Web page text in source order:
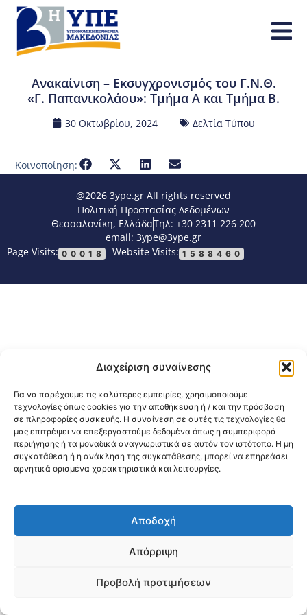
Διαχείριση συναίνεσης
Για να παρέχουμε τις καλύτερες εμπειρίες, χρησιμοποιούμε
τεχνολογίες όπως cookies για την αποθήκευση ή / και την πρόσβαση
σε πληροφορίες συσκευής. Η συναίνεση σε αυτές τις τεχνολογίες θα
μας επιτρέψει να επεξεργαστούμε δεδομένα όπως η συμπεριφορά
περιήγησης ή τα μοναδικά αναγνωριστικά σε αυτόν τον ιστότοπο. Η μη
συγκατάθεση ή η ανάκληση της συγκατάθεσης, μπορεί να επηρεάσει
αρνητικά ορισμένα χαρακτηριστικά και λειτουργίες.
Αποδοχή
Απόρριψη
Προβολή προτιμήσεων
Ανακαίνιση – Εκσυγχρονισμός του Γ.Ν.Θ.
«Γ. Παπανικολάου»: Τμήμα Α και Τμήμα Β.
30 Οκτωβρίου, 2024 Δελτία Τύπου
Κοινοποίηση:
@2026 3ype.gr All rights reserved
Πολιτική Προστασίας Δεδομένων
Θεσσαλονίκη, ΕλλάδαΤηλ: +30 2311 226 200
email: 3ype@3ype.gr
Page Visits: 00018 Website Visits: 1588460